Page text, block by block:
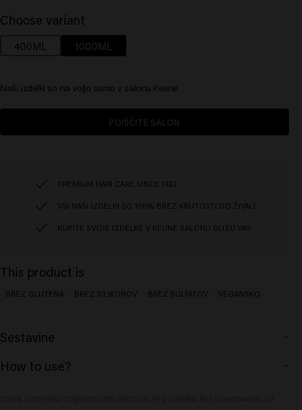
Choose variant
400ML 1000ML
Naši izdelki so na voljo samo v salonu Keune
POIŠČITE SALON
PREMIUM HAIR CARE SINCE 1922
VSI NAŠI IZDELKI SO 100% BREZ KRUTOSTI DO ŽIVALI
KUPITE SVOJE IZDELKE V KEUNE SALONU BLIZU VAS
This product is
BREZ GLUTENA BREZ SILIKONOV BREZ SULFATOV VEGANSKO
Sestavine
Betaine, Glycerin, PEG-40 Hydrogenated Castor Oil, Parfum (Fragrance),
How to use?